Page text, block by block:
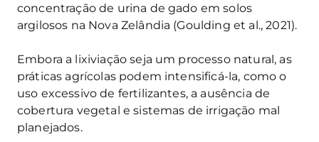
concentração de urina de gado em solos
argilosos na Nova Zelândia (Goulding et al., 2021).
Embora a lixiviação seja um processo natural, as
práticas agrícolas podem intensificá-la, como o
uso excessivo de fertilizantes, a ausência de
cobertura vegetal e sistemas de irrigação mal
planejados.